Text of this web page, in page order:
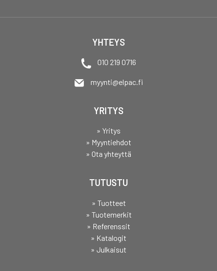
YHTEYS
010 219 0716
myynti@elpac.fi
YRITYS
» Yritys
» Myyntiehdot
» Ota yhteyttä
TUTUSTU
» Tuotteet
» Tuotemerkit
» Referenssit
» Katalogit
» Julkaisut